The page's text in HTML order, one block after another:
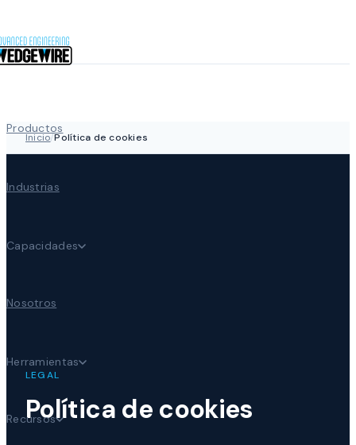
Productos
Industrias
Capacidades
Nosotros
Herramientas
Recursos
Inicio/Política de cookies
LEGAL
Política de cookies